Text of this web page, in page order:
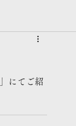
」にてご紹